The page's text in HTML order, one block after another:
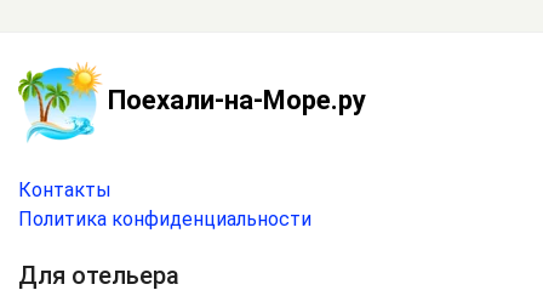
Поехали-на-Море.ру
Контакты
Политика конфиденциальности
Для отельера